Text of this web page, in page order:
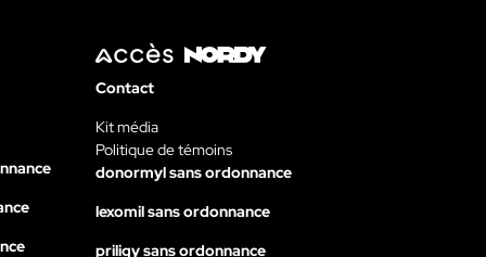
Contact
Kit média
Politique de témoins
donormyl sans ordonnance
lexomil sans ordonnance
priligy sans ordonnance